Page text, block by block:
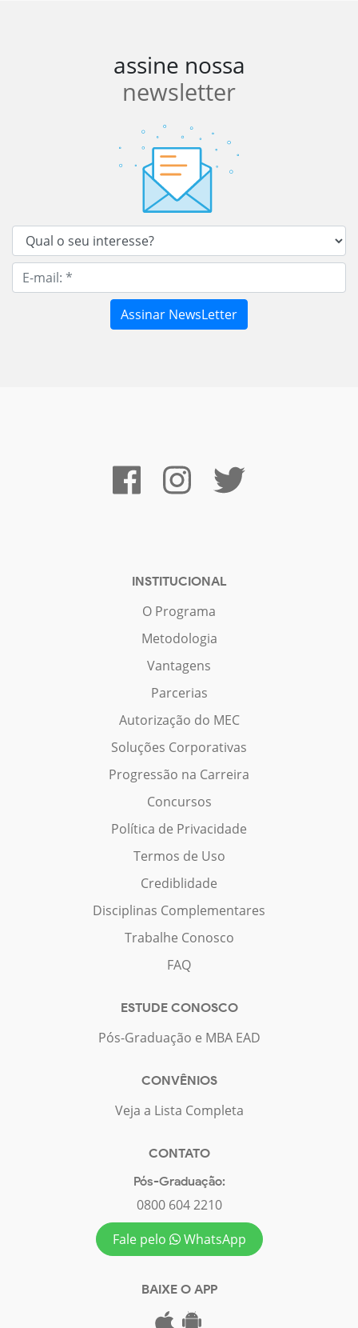
assine nossa
newsletter
INSTITUCIONAL
O Programa
Metodologia
Vantagens
Parcerias
Autorização do MEC
Soluções Corporativas
Progressão na Carreira
Concursos
Política de Privacidade
Termos de Uso
Crediblidade
Disciplinas Complementares
Trabalhe Conosco
FAQ
ESTUDE CONOSCO
Pós-Graduação e MBA EAD
CONVÊNIOS
Veja a Lista Completa
CONTATO
Pós-Graduação:
0800 604 2210
Fale pelo
WhatsApp
BAIXE O APP